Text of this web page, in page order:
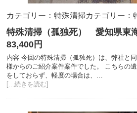
カテゴリー：特殊清掃カテゴリー：
特殊清掃（孤独死） 愛知県
83,400円
内容 今回の特殊清掃（孤独死）は、弊社と
様からのご紹介案件案件でした。 こちらの
をしておらず、軽度の場合は、…
[...続きを読む]